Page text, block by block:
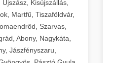
Kisújszállás,
Martfű, Tiszaföldvár,
Szarvas,
Abony, Nagykáta,
Jászfényszaru,